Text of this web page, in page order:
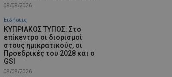
08/08/2026
Ειδήσεις
ΚΥΠΡΙΑΚΟΣ ΤΥΠΟΣ: Στο
επίκεντρο οι διορισμοί
στους ημικρατικούς, οι
Προεδρικές του 2028 και ο
GSI
08/08/2026